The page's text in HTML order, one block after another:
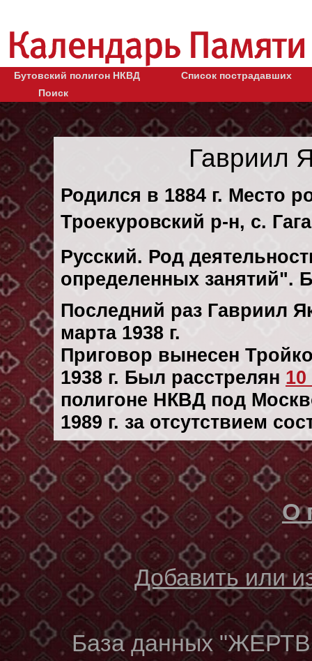
Бутовский полигон НКВД
Список пострадавших
Поиск
Гавриил
Родился в 1884 г. Место
Троекуровский р-н, с.
Русский. Род
определенных занятий".
Последний раз Гавриил
марта 1938 г.
Приговор вынесен
1938 г. Был расстрелян 10
полигоне НКВД под
1989 г. за отсутствием
О
Добавить или
База данных